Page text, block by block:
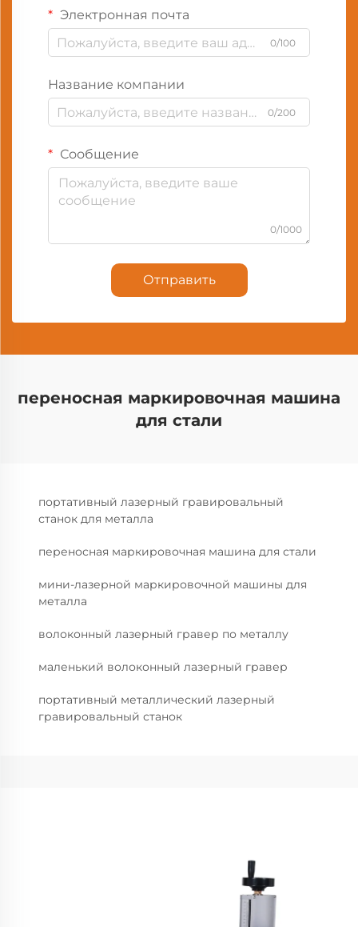
Электронная почта
0/100
Название компании
0/200
Сообщение
0/1000
Отправить
переносная маркировочная машина
для стали
портативный лазерный гравировальный
станок для металла
переносная маркировочная машина для стали
мини-лазерной маркировочной машины для
металла
волоконный лазерный гравер по металлу
маленький волоконный лазерный гравер
портативный металлический лазерный
гравировальный станок